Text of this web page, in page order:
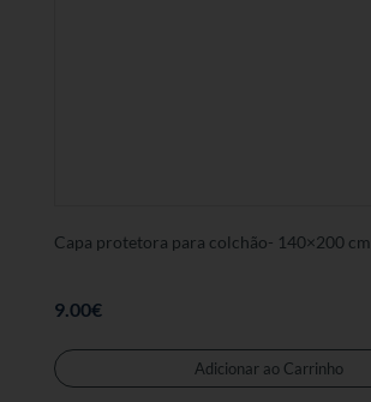
Capa protetora para colchão- 140×200 cm
9.00€
Adicionar ao Carrinho